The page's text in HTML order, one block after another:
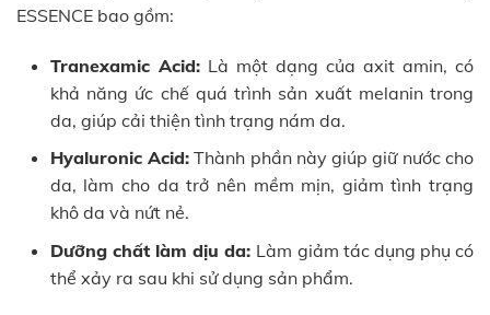
ESSENCE bao gồm:
Tranexamic Acid:Là một dạng của axit amin, có
khả năng ức chế quá trình sản xuất melanin trong
da, giúp cải thiện tình trạng nám da.
Hyaluronic Acid: Thành phần này giúp giữ nước cho
da, làm cho da trở nên mềm mịn, giảm tình trạng
khô da và nứt nẻ.
Dưỡng chất làm dịu da: Làm giảm tác dụng phụ có
thể xảy ra sau khi sử dụng sản phẩm.